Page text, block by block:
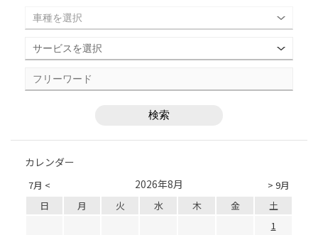
カレンダー
7月 < > 9月
2026年8月
日 月 火 水 木 金
土
1